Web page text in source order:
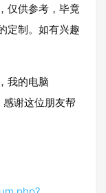
仅供参考，毕竟
定制。如有兴趣
我的电脑
谢这位朋友帮